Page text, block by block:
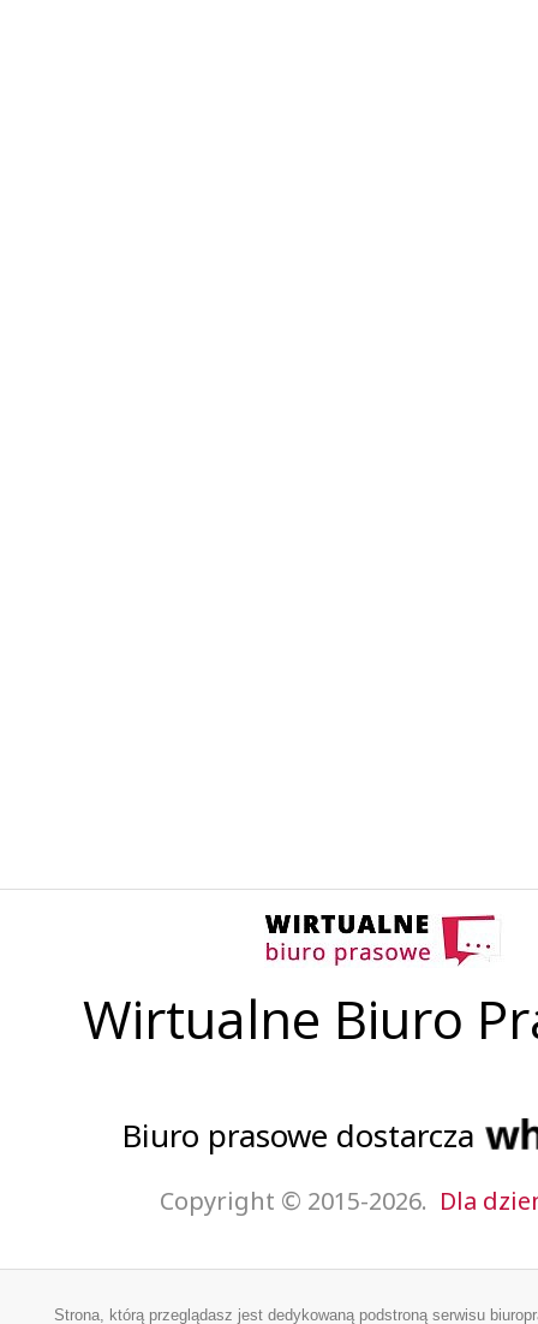
Wirtualne Biuro
Biuro prasowe dostarcza
Copyright © 2015-2026. Dla
Strona, którą przeglądasz jest dedykowaną podstroną serwisu